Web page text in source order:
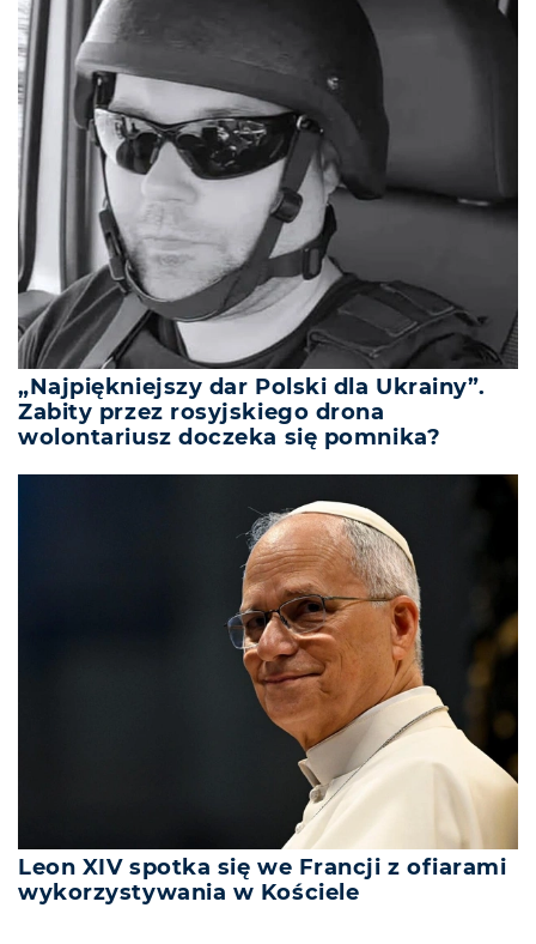
„Najpiękniejszy dar Polski dla Ukrainy”.
Zabity przez rosyjskiego drona
wolontariusz doczeka się pomnika?
Leon XIV spotka się we Francji z ofiarami
wykorzystywania w Kościele